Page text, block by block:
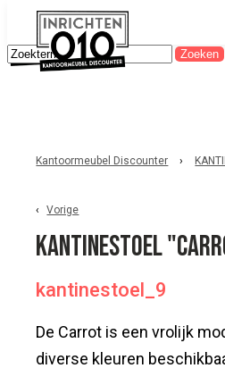
Kantoormeubel Discounter ›
Vorige
Kantinestoel
kantinestoel_9
De Carrot is een vrolijk
diverse kleuren